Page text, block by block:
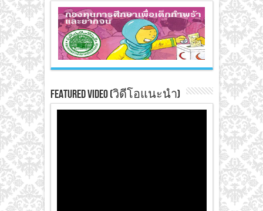
Featured Video (วิดีโอแนะนำ)